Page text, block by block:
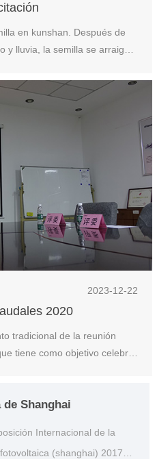
en kunshan. Después de
y lluvia, la semilla se arraigó y
la transformación de esta
de nuestro primer
2023-12-22
2020
tradicional de la reunión
tiene como objetivo celebrar
kunshan, que involucró
Shanghai
Internacional de la
(shanghai) 2017",